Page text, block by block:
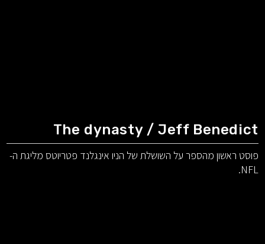
The dynasty / Jeff Benedict
פוסט ראשון מהספר על השושלת של הניו אינגלנד פטריוטס מליגת ה-
NFL.